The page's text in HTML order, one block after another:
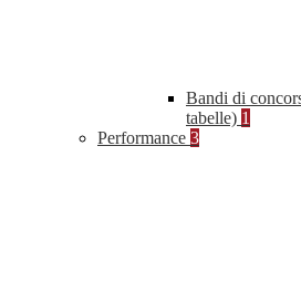
Bandi di
tabelle) 1
Performance 3